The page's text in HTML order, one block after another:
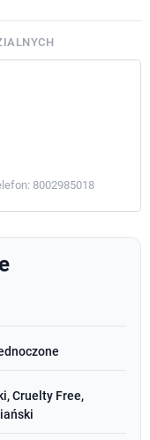
8002985018
Cruelty Free,